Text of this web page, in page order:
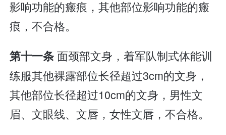
影响功能的瘢痕，其他部位影响功能的瘢
痕，不合格。
第十一条面颈部文身，着军队制式体能训
练服其他裸露部位长径超过3cm的文身，
其他部位长径超过10cm的文身，男性文
眉、文眼线、文唇，女性文唇，不合格。